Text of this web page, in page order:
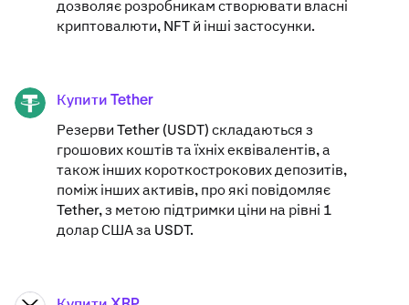
дозволяє розробникам створювати власні
криптовалюти, NFT й інші застосунки.
USDT Купити Tether
Резерви Tether (USDT) складаються з
грошових коштів та їхніх еквівалентів, а
також інших короткострокових депозитів,
поміж інших активів, про які повідомляє
Tether, з метою підтримки ціни на рівні 1
долар США за USDT.